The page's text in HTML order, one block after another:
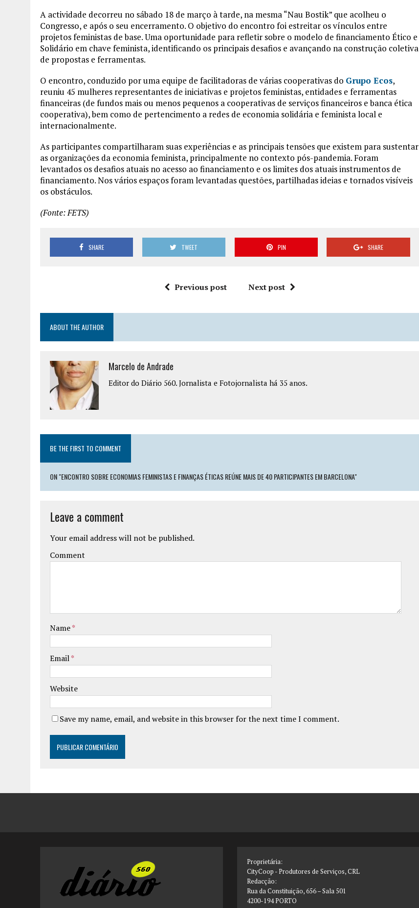
A actividade decorreu no sábado 18 de março à tarde, na mesma “Nau Bostik” que acolheu o
Congresso, e após o seu encerramento. O objetivo do encontro foi estreitar os vínculos entre
projetos feministas de base. Uma oportunidade para refletir sobre o modelo de financiamento Ético e
Solidário em chave feminista, identificando os principais desafios e avançando na construção coletiva
de propostas e ferramentas.
O encontro, conduzido por uma equipe de facilitadoras de várias cooperativas do Grupo Ecos,
reuniu 45 mulheres representantes de iniciativas e projetos feministas, entidades e ferramentas
financeiras (de fundos mais ou menos pequenos a cooperativas de serviços financeiros e banca ética
cooperativa), bem como de pertencimento a redes de economia solidária e feminista local e
internacionalmente.
As participantes compartilharam suas experiências e as principais tensões que existem para sustentar
as organizações da economia feminista, principalmente no contexto pós-pandemia. Foram
levantados os desafios atuais no acesso ao financiamento e os limites dos atuais instrumentos de
financiamento. Nos vários espaços foram levantadas questões, partilhadas ideias e tornados visíveis
os obstáculos.
(Fonte: FETS)
SHARE TWEET PIN SHARE
Previous post Next post
ABOUT THE AUTHOR
Marcelo de Andrade
Editor do Diário 560. Jornalista e Fotojornalista há 35 anos.
BE THE FIRST TO COMMENT
ON "ENCONTRO SOBRE ECONOMIAS FEMINISTAS E FINANÇAS ÉTICAS REÚNE MAIS DE 40 PARTICIPANTES EM BARCELONA"
Leave a comment
Your email address will not be published.
Comment
Name*
Email*
Website
Save my name, email, and website in this browser for the next time I comment.
Proprietária:
CityCoop - Produtores de Serviços, CRL
Redacção:
Rua da Constituição, 656 – Sala 501
4200-194 PORTO